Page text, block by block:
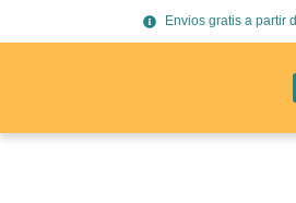
Envios gratis a partir